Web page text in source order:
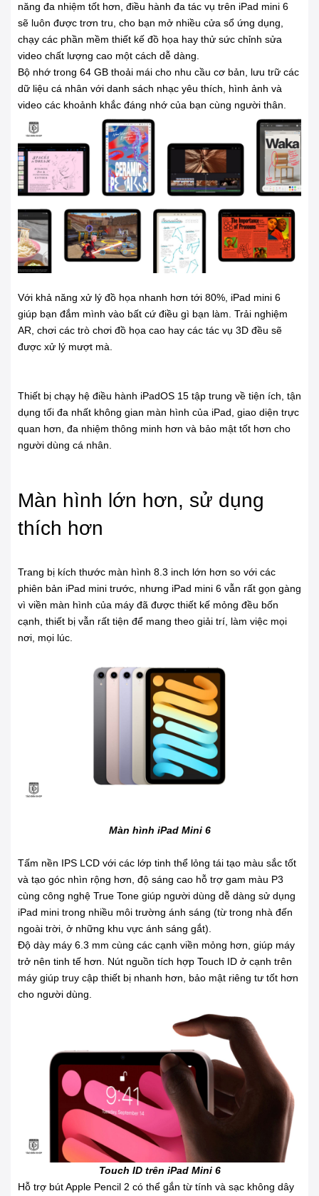
năng đa nhiệm tốt hơn, điều hành đa tác vụ trên iPad mini 6
sẽ luôn được trơn tru, cho bạn mở nhiều cửa sổ ứng dụng,
chạy các phần mềm thiết kế đồ họa hay thử sức chỉnh sửa
video chất lượng cao một cách dễ dàng.
Bộ nhớ trong 64 GB thoải mái cho nhu cầu cơ bản, lưu trữ các
dữ liệu cá nhân với danh sách nhạc yêu thích, hình ảnh và
video các khoảnh khắc đáng nhớ của bạn cùng người thân.
Với khả năng xử lý đồ họa nhanh hơn tới 80%, iPad mini 6
giúp bạn đắm mình vào bất cứ điều gì bạn làm. Trải nghiệm
AR, chơi các trò chơi đồ họa cao hay các tác vụ 3D đều sẽ
được xử lý mượt mà.
Thiết bị chạy hệ điều hành iPadOS 15 tập trung về tiện ích, tận
dụng tối đa nhất không gian màn hình của iPad, giao diện trực
quan hơn, đa nhiệm thông minh hơn và bảo mật tốt hơn cho
người dùng cá nhân.
Màn hình lớn hơn, sử dụng
thích hơn
Trang bị kích thước màn hình 8.3 inch lớn hơn so với các
phiên bản iPad mini trước, nhưng iPad mini 6 vẫn rất gọn gàng
vì viền màn hình của máy đã được thiết kế mỏng đều bốn
cạnh, thiết bị vẫn rất tiện để mang theo giải trí, làm việc mọi
nơi, mọi lúc.
Màn hình iPad Mini 6
Tấm nền IPS LCD với các lớp tinh thể lỏng tái tạo màu sắc tốt
và tạo góc nhìn rộng hơn, độ sáng cao hỗ trợ gam màu P3
cùng công nghệ True Tone giúp người dùng dễ dàng sử dụng
iPad mini trong nhiều môi trường ánh sáng (từ trong nhà đến
ngoài trời, ở những khu vực ánh sáng gắt).
Độ dày máy 6.3 mm cùng các cạnh viền mỏng hơn, giúp máy
trở nên tinh tế hơn. Nút nguồn tích hợp Touch ID ở cạnh trên
máy giúp truy cập thiết bị nhanh hơn, bảo mật riêng tư tốt hơn
cho người dùng.
Touch ID trên iPad Mini 6
Hỗ trợ bút Apple Pencil 2 có thể gắn từ tính và sạc không dây